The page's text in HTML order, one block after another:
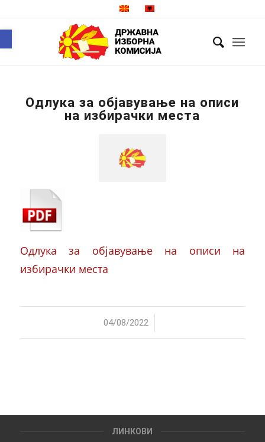
Одлука за објавување на описи
на избирачки места
Одлука за објавување на описи на
избирачки места
04/08/2022
/
ЛИНКОВИ
Open toolbar